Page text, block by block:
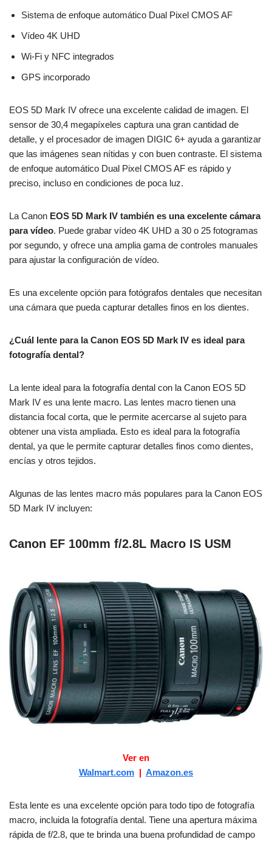
Sistema de enfoque automático Dual Pixel CMOS AF
Vídeo 4K UHD
Wi-Fi y NFC integrados
GPS incorporado
EOS 5D Mark IV ofrece una excelente calidad de imagen. El
sensor de 30,4 megapíxeles captura una gran cantidad de
detalle, y el procesador de imagen DIGIC 6+ ayuda a garantizar
que las imágenes sean nítidas y con buen contraste. El sistema
de enfoque automático Dual Pixel CMOS AF es rápido y
preciso, incluso en condiciones de poca luz.
La Canon EOS 5D Mark IV también es una excelente cámara
para vídeo. Puede grabar vídeo 4K UHD a 30 o 25 fotogramas
por segundo, y ofrece una amplia gama de controles manuales
para ajustar la configuración de vídeo.
Es una excelente opción para fotógrafos dentales que necesitan
una cámara que pueda capturar detalles finos en los dientes.
¿Cuál lente para la Canon EOS 5D Mark IV es ideal para
fotografía dental?
La lente ideal para la fotografía dental con la Canon EOS 5D
Mark IV es una lente macro. Las lentes macro tienen una
distancia focal corta, que le permite acercarse al sujeto para
obtener una vista ampliada. Esto es ideal para la fotografía
dental, ya que le permite capturar detalles finos como dientes,
encías y otros tejidos.
Algunas de las lentes macro más populares para la Canon EOS
5D Mark IV incluyen:
Canon EF 100mm f/2.8L Macro IS USM
Ver en
Walmart.com | Amazon.es
Esta lente es una excelente opción para todo tipo de fotografía
macro, incluida la fotografía dental. Tiene una apertura máxima
rápida de f/2.8, que te brinda una buena profundidad de campo